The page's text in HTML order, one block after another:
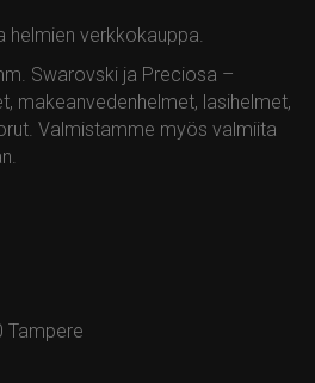
helmien verkkokauppa.
Swarovski ja Preciosa –
makeanvedenhelmet, lasihelmet,
Valmistamme myös valmiita
Tampere